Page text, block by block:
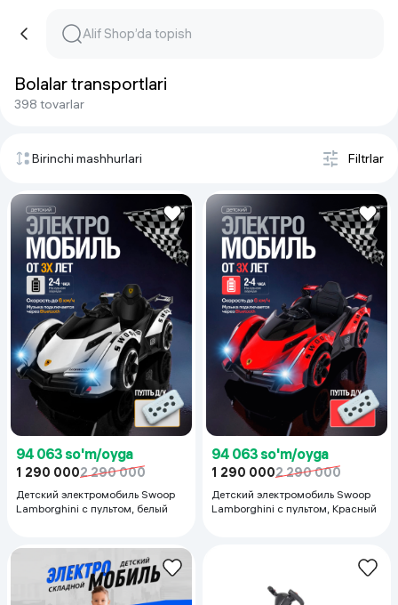
Bolalar transportlari
398 tovarlar
Birinchi mashhurlari Filtrlar
94 063 so'm/oyga
1 290 0002 290 000
Детский электромобиль Swoop
Lamborghini с пультом, белый
94 063 so'm/oyga
1 290 0002 290 000
Детский электромобиль Swoop
Lamborghini с пультом, Красный